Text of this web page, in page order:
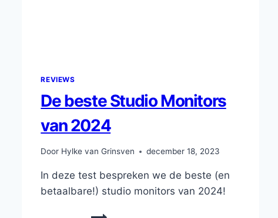
REVIEWS
De beste Studio Monitors
van 2024
Door Hylke van Grinsven december 18, 2023
In deze test bespreken we de beste (en
betaalbare!) studio monitors van 2024!
DE